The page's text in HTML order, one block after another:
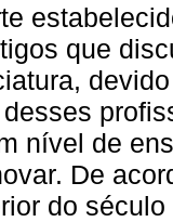
que
nível de
De
do